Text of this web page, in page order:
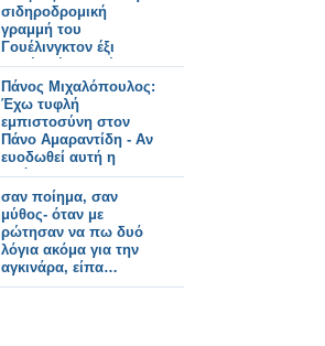
σιδηροδρομική
γραμμή του
Γουέλινγκτον έξι
φορές μέσα σε έναν
μήνα.
Πάνος Μιχαλόπουλος:
Έχω τυφλή
εμπιστοσύνη στον
Πάνο Αμαραντίδη - Αν
ευοδωθεί αυτή η
πρόταση στον Alpha
είπα "ναι"
σαν ποίημα, σαν
μύθος- όταν με
ρώτησαν να πω δυό
λόγια ακόμα για την
αγκινάρα, είπα…